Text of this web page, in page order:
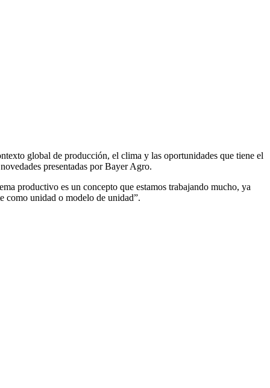
global de producción, el clima y las oportunidades que tiene el
presentadas por Bayer Agro.
productivo es un concepto que estamos trabajando mucho, ya
como unidad o modelo de unidad”.